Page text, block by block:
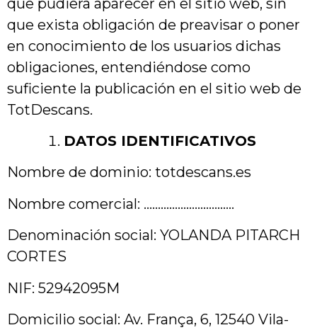
que exista obligación de preavisar o poner
en conocimiento de los usuarios dichas
obligaciones, entendiéndose como
suficiente la publicación en el sitio web de
TotDescans.
DATOS IDENTIFICATIVOS
Nombre de dominio: totdescans.es
Nombre comercial: …………………………..
Denominación social: YOLANDA PITARCH
CORTES
NIF: 52942095M
Domicilio social: Av. França, 6, 12540 Vila-